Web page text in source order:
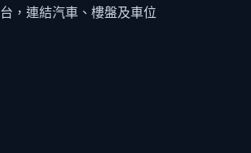
，連結汽車、樓盤及車位